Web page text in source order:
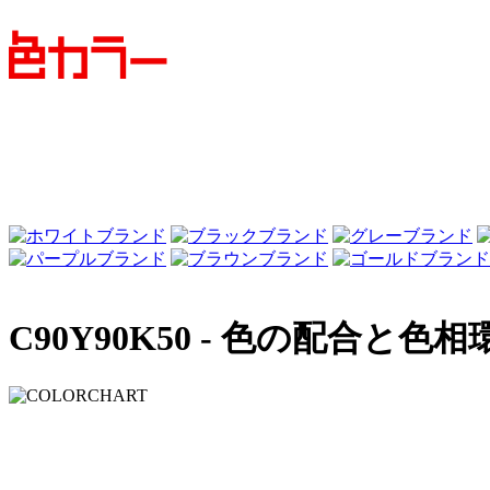
C90Y90K50 - 色の配合と色相